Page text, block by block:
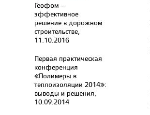
Геофом –
эффективное
решение в дорожном
строительстве,
11.10.2016
Первая практическая
конференция
«Полимеры в
теплоизоляции 2014»:
выводы и решения,
10.09.2014